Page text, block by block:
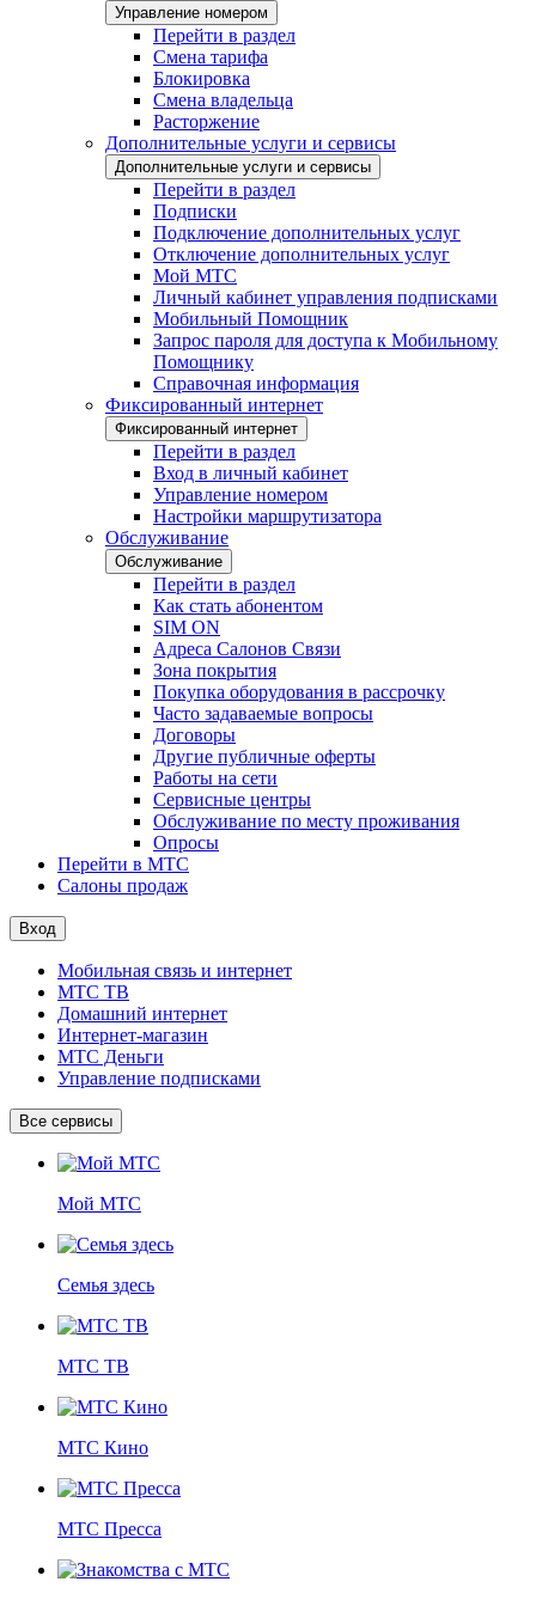
Управление номером
Перейти в раздел
Смена тарифа
Блокировка
Смена владельца
Расторжение
Дополнительные услуги и сервисы
Дополнительные услуги и сервисы
Перейти в раздел
Подписки
Подключение дополнительных услуг
Отключение дополнительных услуг
Мой МТС
Личный кабинет управления подписками
Мобильный Помощник
Запрос пароля для доступа к Мобильному
Помощнику
Справочная информация
Фиксированный интернет
Фиксированный интернет
Перейти в раздел
Вход в личный кабинет
Управление номером
Настройки маршрутизатора
Обслуживание
Обслуживание
Перейти в раздел
Как стать абонентом
SIM ON
Адреса Салонов Связи
Зона покрытия
Покупка оборудования в рассрочку
Часто задаваемые вопросы
Договоры
Другие публичные оферты
Работы на сети
Сервисные центры
Обслуживание по месту проживания
Опросы
Перейти в МТС
Салоны продаж
Вход
Мобильная связь и интернет
МТС ТВ
Домашний интернет
Интернет-магазин
МТС Деньги
Управление подписками
Все сервисы
Мой МТС
Семья здесь
МТС ТВ
МТС Кино
МТС Пресса